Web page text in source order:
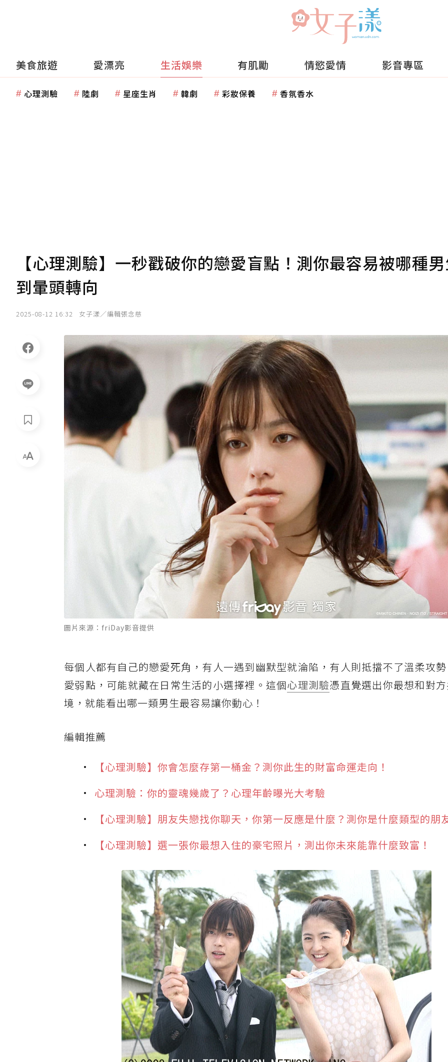
美食旅遊 愛漂亮 生活娛樂 有肌勵 情慾愛情 影音專區
心理測驗 陸劇 星座生肖 韓劇 彩妝保養 香氛香水
【心理測驗】一秒戳破你的戀愛盲點！測你最容易被哪種
到暈頭轉向
2025-08-12 16:32 女子漾／編輯張念慈
圖片來源：friDay影音提供
每個人都有自己的戀愛死角，有人一遇到幽默型就淪陷，有人則抵擋不了溫柔攻
愛弱點，可能就藏在日常生活的小選擇裡。這個心理測驗憑直覺選出你最想和對
境，就能看出哪一類男生最容易讓你動心！
編輯推薦
【心理測驗】你會怎麼存第一桶金？測你此生的財富命運走向！
心理測驗：你的靈魂幾歲了？心理年齡曝光大考驗
【心理測驗】朋友失戀找你聊天，你第一反應是什麼？測你是什麼類型的朋
【心理測驗】選一張你最想入住的豪宅照片，測出你未來能靠什麼致富！